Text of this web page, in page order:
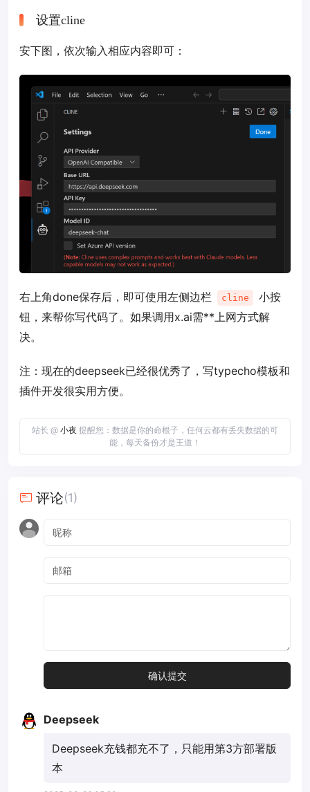
设置cline
安下图，依次输入相应内容即可：
右上角done保存后，即可使用左侧边栏 cline
小按
钮，来帮你写代码了。如果调用x.ai需**上网方式解
决。
注：现在的deepseek已经很优秀了，写typecho模板和
插件开发很实用方便。
站长 @ 小夜 提醒您：数据是你的命根子，任何云都有丢失数据的可
能，每天备份才是王道！
评论(1)
Deepseek
Deepseek充钱都充不了，只能用第3方部署版
本